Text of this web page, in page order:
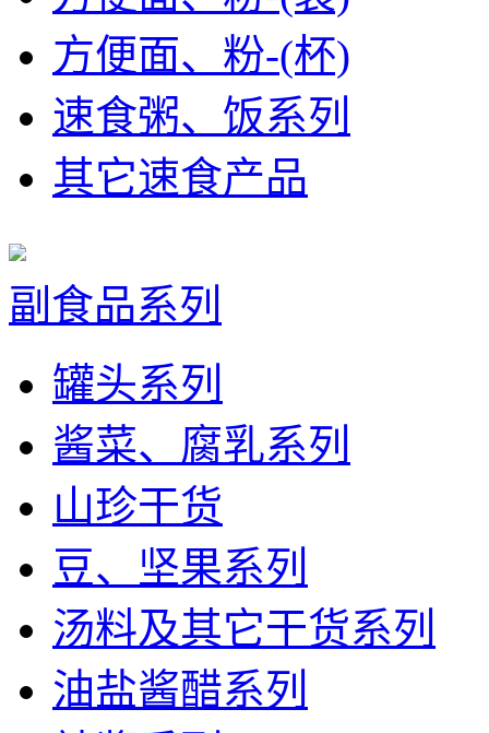
方便面、粉-(杯)
速食粥、饭系列
其它速食产品
副食品系列
罐头系列
酱菜、腐乳系列
山珍干货
豆、坚果系列
汤料及其它干货系列
油盐酱醋系列